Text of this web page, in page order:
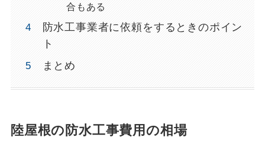
合もある
防水工事業者に依頼をするときのポイン
ト
まとめ
陸屋根の防水工事費用の相場